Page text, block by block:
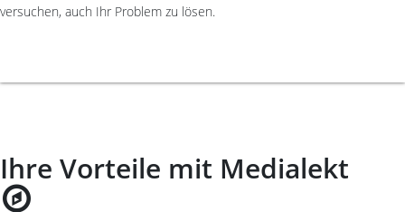
versuchen, auch Ihr Problem zu lösen.
Ihre Vorteile mit Medialekt